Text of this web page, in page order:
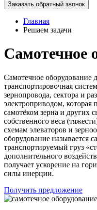
Заказать обратный звонок
Главная
Решаем задачи
Самотечное
Самотечное оборудование
транспортировочная
зернопровода, сектора и
электроприводом, которая
самотёком зерна и других
собственного веса
схемам элеваторов и
оборудование называется
транспортируемый груз
дополнительного
получает ускорение на
силы инерции.
Получить предложение